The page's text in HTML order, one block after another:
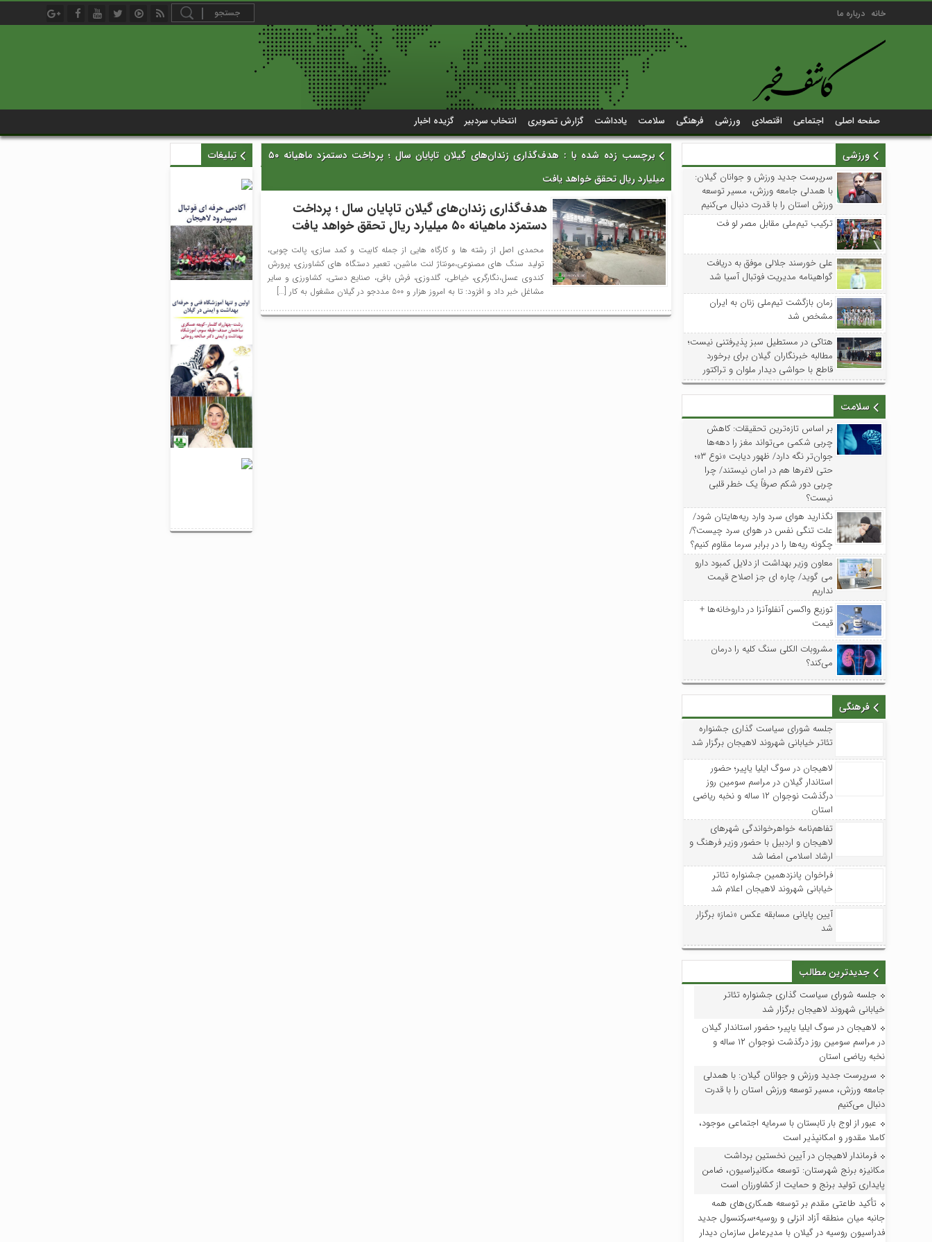
خانه درباره ما
صفحه اصلی اجتماعی اقتصادی ورزشی فرهنگی سلامت یادداشت گزارش تصویری انتخاب سردبیر گزیده اخبار
ورزشی
سرپرست جدید ورزش و جوانان گیلان:
با همدلی جامعه ورزش، مسیر توسعه
ورزش استان را با قدرت دنبال می‌کنیم
ترکیب تیم‌ملی مقابل مصر لو فت
علی خورسند جلالی موفق به دریافت
گواهینامه مدیریت فوتبال آسیا شد
زمان بازگشت تیم‌ملی زنان به ایران
مشخص شد
هتاکی در مستطیل سبز پذیرفتنی نیست؛
مطالبه خبرنگاران گیلان برای برخورد
قاطع با حواشی دیدار ملوان و تراکتور
سلامت
بر اساس تازه‌ترین تحقیقات: کاهش
چربی شکمی می‌تواند مغز را دهه‌ها
جوان‌تر نگه دارد/ ظهور دیابت «نوع ۳»؛
حتی لاغرها هم در امان نیستند/ چرا
چربی دور شکم صرفاً یک خطر قلبی
نیست؟
نگذارید هوای سرد وارد ریه‌هایتان شود/
علت تنگی نفس در هوای سرد چیست؟/
چگونه ریه‌ها را در برابر سرما مقاوم کنیم؟
معاون وزیر بهداشت از دلایل کمبود دارو
می گوید/ چاره ای جز اصلاح قیمت
نداریم
توزیع واکسن‌ آنفلوآنزا در داروخانه‌ها +
قیمت
مشروبات الکلی سنگ کلیه را درمان
می‌کند؟
فرهنگی
جلسه شورای سیاست گذاری جشنواره
تئاتر خیابانی شهروند لاهیجان برگزار شد
لاهیجان در سوگ ایلیا یاپیر؛ حضور
استاندار گیلان در مراسم سومین روز
درگذشت نوجوان ۱۲ ساله و نخبه ریاضی
استان
تفاهم‌نامه خواهرخواندگی شهرهای
لاهیجان و اردبیل با حضور وزیر فرهنگ و
ارشاد اسلامی امضا شد
فراخوان پانزدهمین جشنواره تئاتر
خیابانی شهروند لاهیجان اعلام شد
آیین پایانی مسابقه عکس «نماز» برگزار
شد
جدیدترین مطالب
جلسه شورای سیاست گذاری جشنواره تئاتر
خیابانی شهروند لاهیجان برگزار شد
لاهیجان در سوگ ایلیا یاپیر؛ حضور استاندار گیلان
در مراسم سومین روز درگذشت نوجوان ۱۲ ساله و
نخبه ریاضی استان
سرپرست جدید ورزش و جوانان گیلان: با همدلی
جامعه ورزش، مسیر توسعه ورزش استان را با قدرت
دنبال می‌کنیم
عبور از اوج بار تابستان با سرمایه اجتماعی موجود،
کاملا مقدور و امکانپذیر است
فرماندار لاهیجان در آیین نخستین برداشت
مکانیزه برنج شهرستان: توسعه مکانیزاسیون، ضامن
پایداری تولید برنج و حمایت از کشاورزان است
تأکید طاعتی مقدم بر توسعه همکاری‌های همه
جانبه میان منطقه آزاد انزلی و روسیه؛سرکنسول جدید
فدراسیون روسیه در گیلان با مدیرعامل سازمان دیدار
برچسب زده شده با : هدف‌گذاری زندان‌های گیلان تاپایان سال ؛ پرداخت دستمزد ماهیانه ۵۰
میلیارد ریال تحقق خواهد یافت
هدف‌گذاری زندان‌های گیلان تاپایان سال ؛ پرداخت
دستمزد ماهیانه ۵۰ میلیارد ریال تحقق خواهد یافت
محمدی اصل از رشته ها و کارگاه هایی از جمله کابیت و کمد سازی، پالت چوبی،
تولید سنگ های مصنوعی،مونتاژ لنت ماشین، تعمیر دستگاه های کشاورزی، پرورش
کندوی عسل،نگارگری، خیاطی، گلدوزی، فرش بافی، صنایع دستی، کشاورزی و سایر
مشاغل خبر داد و افزود: تا به امروز هزار و ۵۰۰ مددجو در گیلان مشغول به کار […]
تبلیغات